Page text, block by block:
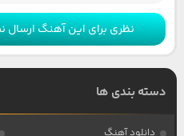
نظری برای این آهنگ ارسال
دسته بندی ها